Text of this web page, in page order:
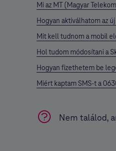
Mi az MT (Magyar
Hogyan aktiválhatom az
Mit kell tudnom a mobil
Hol tudom módosítani a
Hogyan fizethetem be
Miért kaptam SMS-t a
Nem találod,